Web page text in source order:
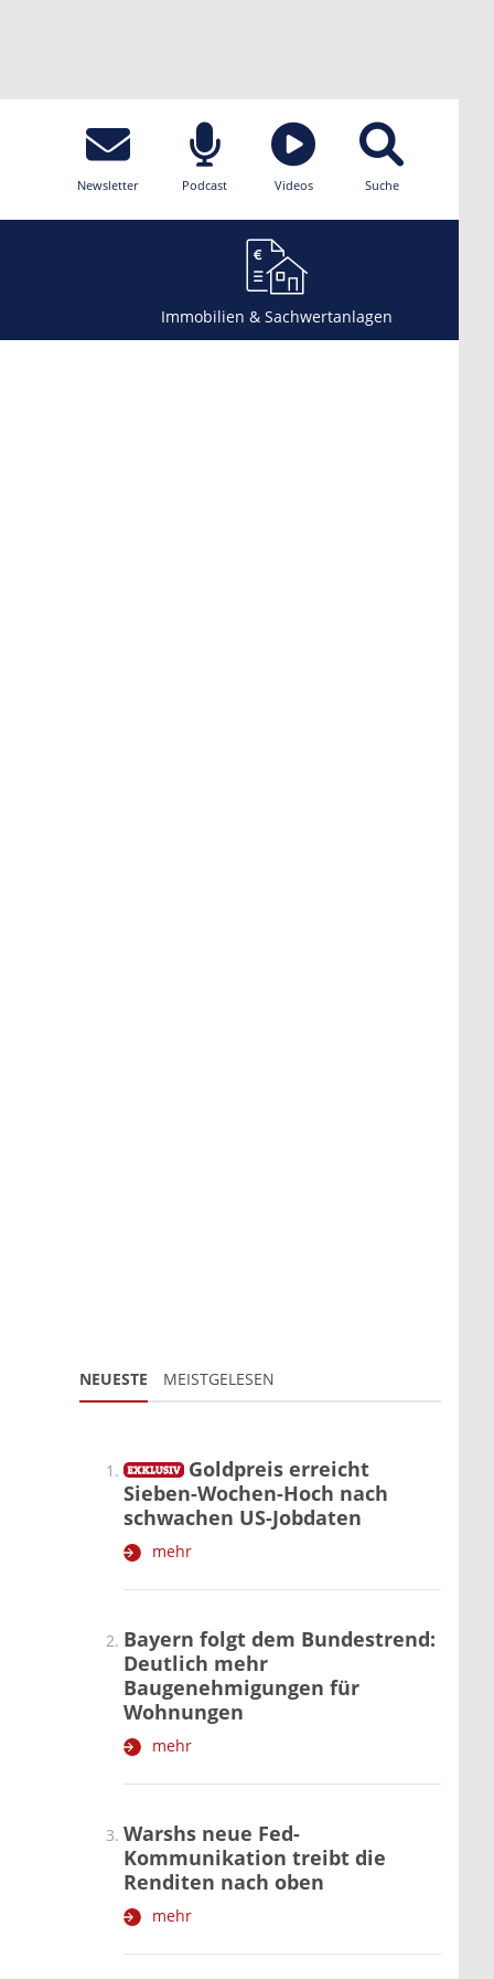
Newsletter Podcast Videos Suche
Immobilien & Sachwertanlagen
NEUESTE MEISTGELESEN
Goldpreis erreicht
Sieben-Wochen-Hoch nach
schwachen US-Jobdaten
mehr
Bayern folgt dem Bundestrend:
Deutlich mehr
Baugenehmigungen für
Wohnungen
mehr
Warshs neue Fed-
Kommunikation treibt die
Renditen nach oben
mehr